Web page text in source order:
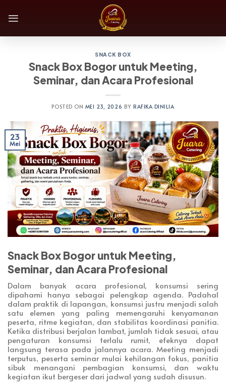
SNACK BOX
Snack Box Bogor untuk Meeting,
Seminar, dan Acara Profesional
POSTED ON MEI 23, 2026 BYRAFIKA DINILIA
23
Mei
Snack Box Bogor untuk Meeting,
Seminar, dan Acara Profesional
Dalam banyak acara profesional, konsumsi sering
dipahami hanya sebagai pelengkap agenda. Padahal
dalam praktik di lapangan, konsumsi justru menjadi salah
satu elemen yang paling memengaruhi kenyamanan
peserta, ritme kegiatan, dan stabilitas koordinasi panitia.
Ketika distribusi berjalan lambat, jumlah tidak sesuai, atau
pengaturan konsumsi terlalu rumit, efeknya dapat
langsung terasa pada jalannya acara. Meeting menjadi
terputus, peserta seminar mulai kehilangan fokus, panitia
sibuk menangani pembagian konsumsi, dan waktu
kegiatan ikut bergeser dari jadwal yang sudah disusun.